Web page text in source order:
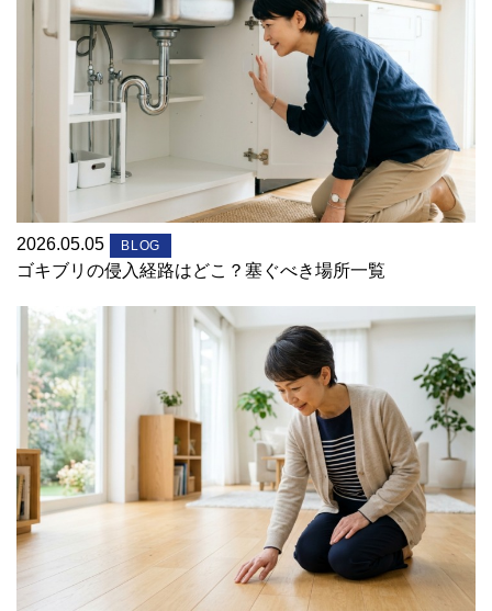
2026.05.05 BLOG
ゴキブリの侵入経路はどこ？塞ぐべき場所一覧